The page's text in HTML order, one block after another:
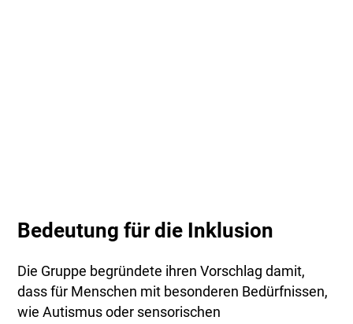
Bedeutung für die Inklusion
Die Gruppe begründete ihren Vorschlag damit,
dass für Menschen mit besonderen Bedürfnissen,
wie Autismus oder sensorischen